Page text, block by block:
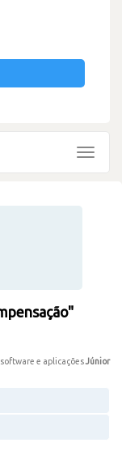
Toggle
e aplicaçõesJúnior